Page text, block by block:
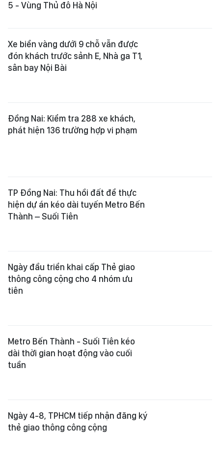
5 - Vùng Thủ đô Hà Nội
Xe biển vàng dưới 9 chỗ vẫn được
đón khách trước sảnh E, Nhà ga T1,
sân bay Nội Bài
Đồng Nai: Kiểm tra 288 xe khách,
phát hiện 136 trường hợp vi phạm
TP Đồng Nai: Thu hồi đất để thực
hiện dự án kéo dài tuyến Metro Bến
Thành – Suối Tiên
Ngày đầu triển khai cấp Thẻ giao
thông công cộng cho 4 nhóm ưu
tiên
Metro Bến Thành - Suối Tiên kéo
dài thời gian hoạt động vào cuối
tuần
Ngày 4-8, TPHCM tiếp nhận đăng ký
thẻ giao thông công cộng